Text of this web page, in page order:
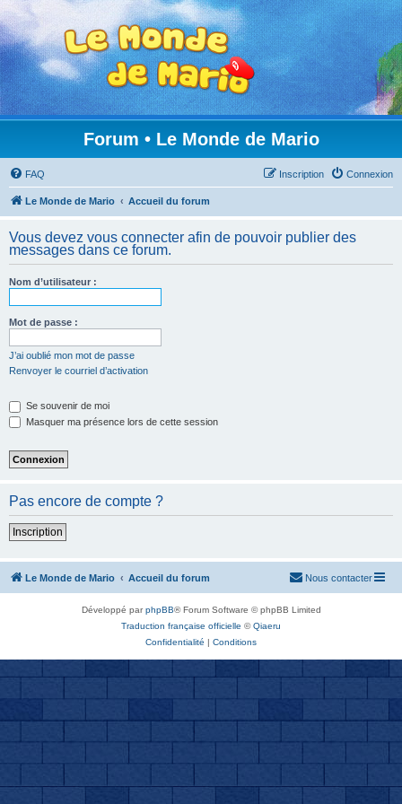
Forum • Le Monde de Mario
FAQ Connexion
Inscription
Le Monde de Mario Accueil du forum
Vous devez vous connecter afin de pouvoir publier des
messages dans ce forum.
Nom d’utilisateur :
Mot de passe :
J’ai oublié mon mot de passe
Renvoyer le courriel d’activation
Se souvenir de moi
Masquer ma présence lors de cette session
Pas encore de compte ?
Inscription
Le Monde de Mario Accueil du forum Nous contacter
Développé parphpBB® Forum Software © phpBB Limited
Traduction française officielle ©Qiaeru
Confidentialité | Conditions